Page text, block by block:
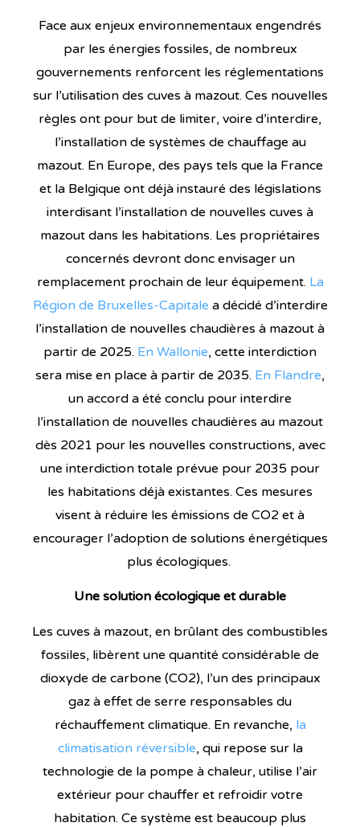
Face aux enjeux environnementaux engendrés
parles énergies fossiles, de nombreux
gouvernements renforcent les réglementations
sur l’utilisation des cuves à mazout. Ces nouvelles
règles ont pour but de limiter, voire d’interdire,
l’installation de systèmes de chauffage au
mazout. En Europe, des pays tels que la France
et la Belgique ont déjà instauré des législations
interdisant l’installation de nouvelles cuves à
mazout dans les habitations. Les propriétaires
concernés devront donc envisager un
remplacement prochain de leur équipement. La
Région de Bruxelles-Capitale a décidé d’interdire
l’installation de nouvelles chaudières à mazout à
partir de 2025. En Wallonie, cette interdiction
sera mise en place à partir de 2035. En Flandre,
un accord a été conclu pour interdire
l’installation de nouvelles chaudières au mazout
dès 2021 pourles nouvelles constructions, avec
une interdiction totale prévue pour 2035 pour
les habitations déjà existantes. Ces mesures
visent à réduire les émissions de CO2 et à
encourager l’adoption de solutions énergétiques
plus écologiques.
Une solution écologique et durable
Les cuves à mazout, en brûlant des combustibles
fossiles, libèrent une quantité considérable de
dioxyde de carbone (CO2), l’un des principaux
gaz à effet de serre responsables du
réchauffement climatique. En revanche, la
climatisation réversible, qui repose sur la
technologie de la pompe à chaleur, utilise l’air
extérieur pour chauffer et refroidir votre
habitation. Ce système est beaucoup plus